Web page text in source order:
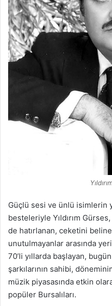
Güçlü sesi ve ünlü isimlerin
besteleriyle Yıldırım
de hatırlanan, ceketini
unutulmayanlar arasında
70’li yıllarda başlayan,
şarkılarının sahibi,
müzik piyasasında etkin
popüler Bursalıları.